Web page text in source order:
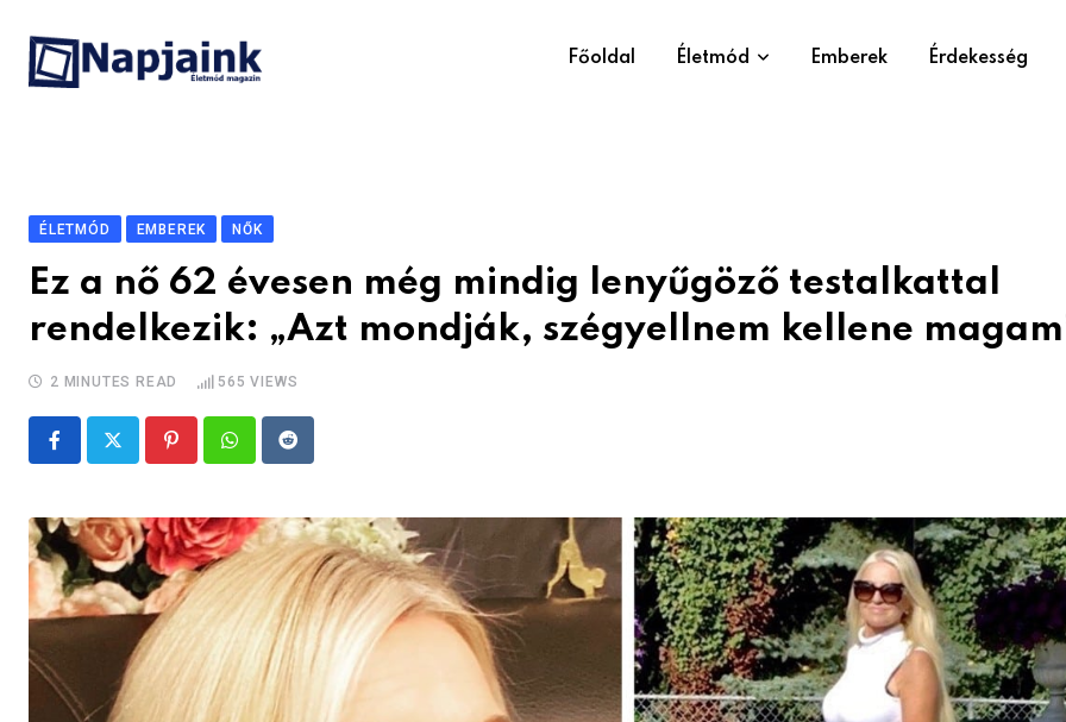
content
Főoldal Életmód Emberek Érdekesség
ÉLETMÓD EMBEREK NŐK
Ez a nő 62 évesen még mindig lenyűgöző testalkattal
rendelkezik: „Azt mondják, szégyellnem kellene
2 MINUTES READ 565 VIEWS
PinterestWhatsappReddit